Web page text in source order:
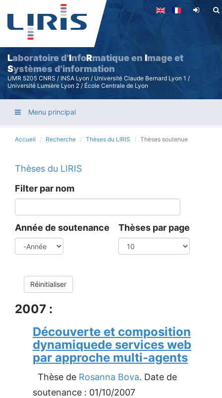
Aller
contenu
principal
Laboratoire d'InfoRmatique en Image et
Systèmes d'information
UMR 5205 CNRS / INSA Lyon / Université Claude Bernard Lyon 1 /
Université Lumière Lyon 2 / École Centrale de Lyon
Menu principal
Accueil Recherche Thèses du LIRIS Thèses soutenue
Thèses du LIRIS
Filter par nom
Année de soutenance Thèses par page
Réinitialiser
2007 :
Découverte et composition
dynamiquede services web
par approche multi-agents
Thèse de Rosanna Bova. Date de
soutenance : 01/10/2007